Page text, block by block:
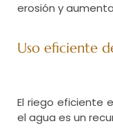
erosión y
Uso eficiente
El riego eficiente
el agua es un